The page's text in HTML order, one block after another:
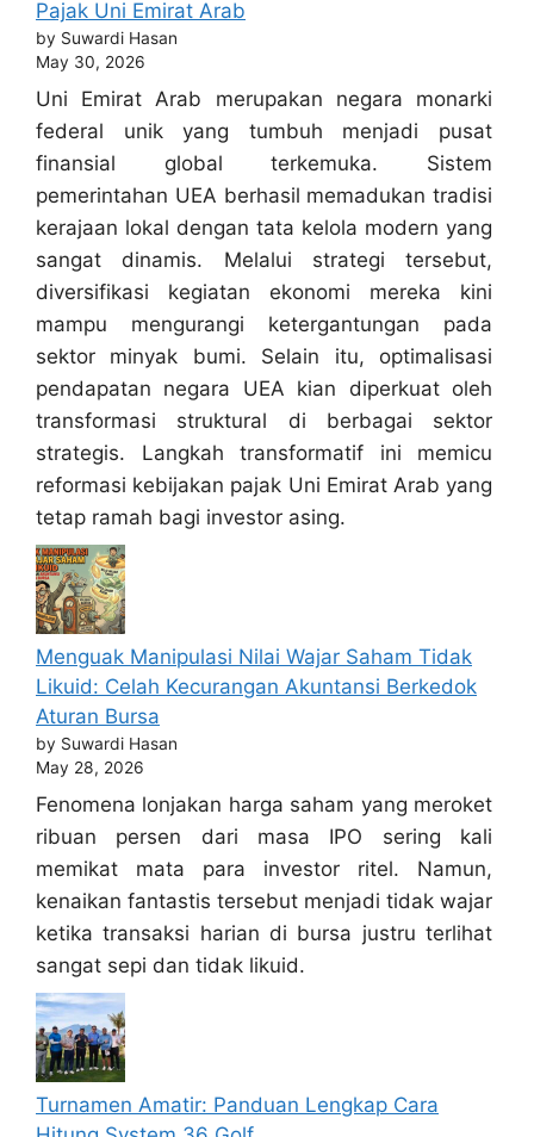
Pajak Uni Emirat Arab
by Suwardi Hasan
May 30, 2026
Uni Emirat Arab merupakan negara monarki
federal unik yang tumbuh menjadi pusat
finansial global terkemuka. Sistem
pemerintahan UEA berhasil memadukan tradisi
kerajaan lokal dengan tata kelola modern yang
sangat dinamis. Melalui strategi tersebut,
diversifikasi kegiatan ekonomi mereka kini
mampu mengurangi ketergantungan pada
sektor minyak bumi. Selain itu, optimalisasi
pendapatan negara UEA kian diperkuat oleh
transformasi struktural di berbagai sektor
strategis. Langkah transformatif ini memicu
reformasi kebijakan pajak Uni Emirat Arab yang
tetap ramah bagi investor asing.
Menguak Manipulasi Nilai Wajar Saham Tidak
Likuid: Celah Kecurangan Akuntansi Berkedok
Aturan Bursa
by Suwardi Hasan
May 28, 2026
Fenomena lonjakan harga saham yang meroket
ribuan persen dari masa IPO sering kali
memikat mata para investor ritel. Namun,
kenaikan fantastis tersebut menjadi tidak wajar
ketika transaksi harian di bursa justru terlihat
sangat sepi dan tidak likuid.
Turnamen Amatir: Panduan Lengkap Cara